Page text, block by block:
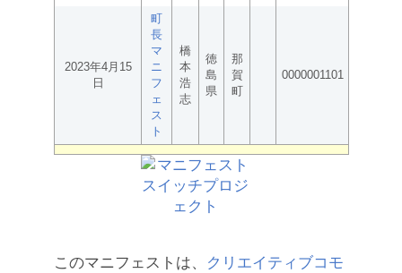
2023年4月15
日
町
長
マ
ニ
フ
ェ
ス
ト
橋
本
浩
志
徳
島
県
那
賀
町
0000001101
このマニフェストは、
クリエイティブコモ